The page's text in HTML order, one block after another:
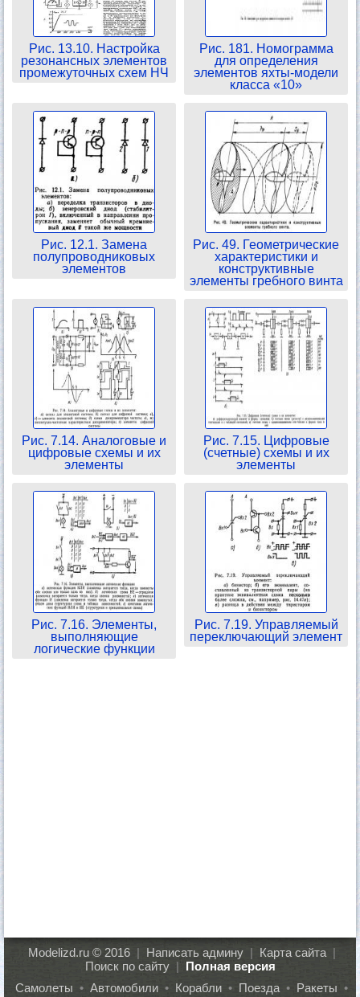
Рис. 13.10. Настройка
резонансных элементов
промежуточных схем НЧ
Рис. 181. Номограмма
для определения
элементов яхты-модели
класса «10»
Рис. 12.1. Замена
полупроводниковых
элементов
Рис. 49. Геометрические
характеристики и
конструктивные
элементы гребного винта
Рис. 7.14. Аналоговые и
цифровые схемы и их
элементы
Рис. 7.15. Цифровые
(счетные) схемы и их
элементы
Рис. 7.16. Элементы,
выполняющие
логические функции
Рис. 7.19. Управляемый
переключающий элемент
Modelizd.ru © 2016 | Написать админу | Карта сайта |
Поиск по сайту | Полная версия
Самолеты • Автомобили • Корабли • Поезда • Ракеты •